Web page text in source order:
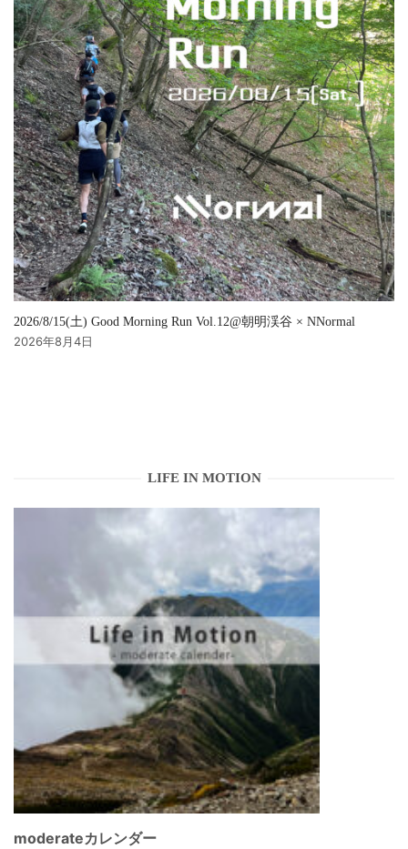
2026/8/15(土) Good Morning Run Vol.12@朝明渓谷 × NNormal
2026年8月4日
LIFE IN MOTION
moderateカレンダー